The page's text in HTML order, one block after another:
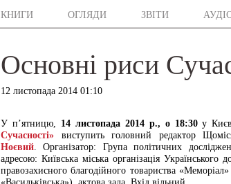
КНИГИ ОГЛЯДИ ЗВІТИ
Основні риси
12 листопада 2014 01:10
У п’ятницю, 14 листопада 2014 р., о 18:30у
Сучасності» виступить головний редактор
Ноєвий. Організатор: Група політичних
адресою: Київська міська організація Українського
правозахисного благодійного товариства